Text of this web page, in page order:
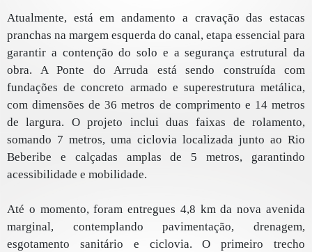
Atualmente, está em andamento a cravação das estacas
pranchas na margem esquerda do canal, etapa essencial para
garantir a contenção do solo e a segurança estrutural da
obra. A Ponte do Arruda está sendo construída com
fundações de concreto armado e superestrutura metálica,
com dimensões de 36 metros de comprimento e 14 metros
de largura. O projeto inclui duas faixas de rolamento,
somando 7 metros, uma ciclovia localizada junto ao Rio
Beberibe e calçadas amplas de 5 metros, garantindo
acessibilidade e mobilidade.
Até o momento, foram entregues 4,8 km da nova avenida
marginal, contemplando pavimentação, drenagem,
esgotamento sanitário e ciclovia. O primeiro trecho